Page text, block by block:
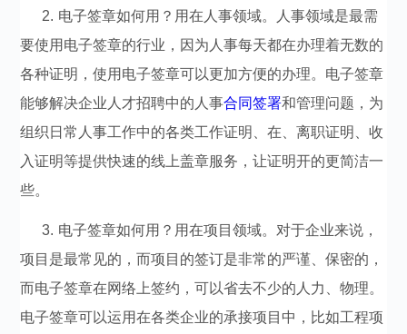
2. 电子签章如何用？用在人事领域。人事领域是最需
要使用电子签章的行业，因为人事每天都在办理着无数的
各种证明，使用电子签章可以更加方便的办理。电子签章
能够解决企业人才招聘中的人事合同签署和管理问题，为
组织日常人事工作中的各类工作证明、在、离职证明、收
入证明等提供快速的线上盖章服务，让证明开的更简洁一
些。
3. 电子签章如何用？用在项目领域。对于企业来说，
项目是最常见的，而项目的签订是非常的严谨、保密的，
而电子签章在网络上签约，可以省去不少的人力、物理。
电子签章可以运用在各类企业的承接项目中，比如工程项